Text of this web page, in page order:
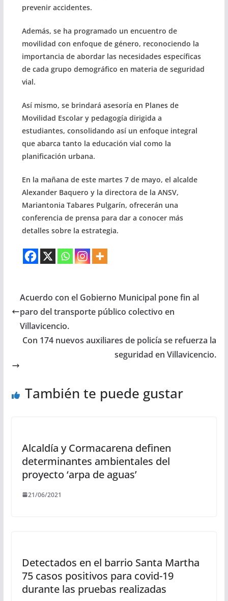
prevenir accidentes.
Además, se ha programado un encuentro de
movilidad con enfoque de género, reconociendo la
importancia de abordar las necesidades específicas
de cada grupo demográfico en materia de seguridad
vial.
Así mismo, se brindará asesoría en Planes de
Movilidad Escolar y pedagogía dirigida a
estudiantes, consolidando así un enfoque integral
que abarca tanto la educación vial como la
planificación urbana.
En la mañana de este martes 7 de mayo, el alcalde
Alexander Baquero y la directora de la ANSV,
Mariantonia Tabares Pulgarín, ofrecerán una
conferencia de prensa para dar a conocer más
detalles sobre la estrategia.
Acuerdo con el Gobierno Municipal pone fin al
paro del transporte público colectivo en
Villavicencio.
Con 174 nuevos auxiliares de policía se refuerza la
seguridad en Villavicencio.
También te puede gustar
Alcaldía y Cormacarena definen
determinantes ambientales del
proyecto ‘arpa de aguas’
21/06/2021
Detectados en el barrio Santa Martha
75 casos positivos para covid-19
durante las pruebas realizadas